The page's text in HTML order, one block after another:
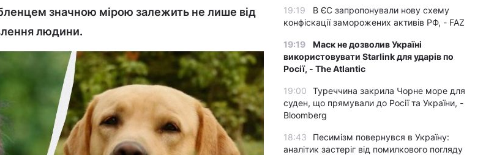
значною мірою залежить не лише від
людини.
19:19
В ЄС запропонували нову схему
конфіскації заморожених активів РФ, - FAZ
19:19
Маск не дозволив Україні
використовувати Starlink для ударів по
Росії, - The Atlantic
19:00
Туреччина закрила Чорне море для
суден, що прямували до Росії та України, -
Bloomberg
18:43
Песимізм повернувся в Україну:
аналітик застеріг від помилкового погляду